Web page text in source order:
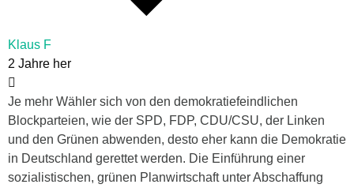
Klaus F
2 Jahre her
Je mehr Wähler sich von den demokratiefeindlichen
Blockparteien, wie der SPD, FDP, CDU/CSU, der Linken
und den Grünen abwenden, desto eher kann die Demokratie
in Deutschland gerettet werden. Die Einführung einer
sozialistischen, grünen Planwirtschaft unter Abschaffung